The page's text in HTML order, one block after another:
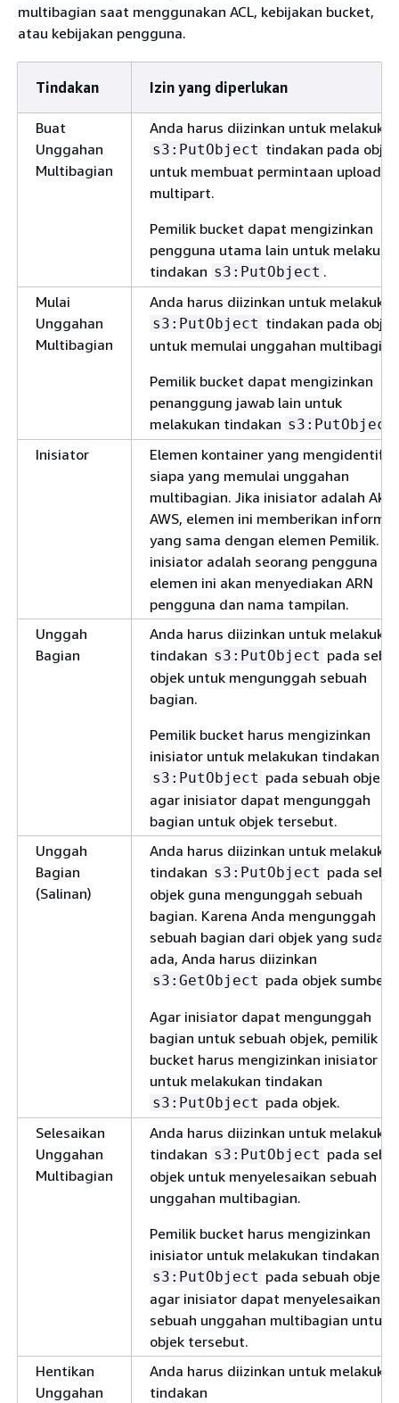
multibagian saat menggunakan ACL, kebijakan bucket,
atau kebijakan pengguna.
Tindakan Izin yang diperlukan
Buat
Unggahan
Multibagian
Anda harus diizinkan untuk melakukan
s3:PutObject tindakan pada objek
untuk membuat permintaan upload
multipart.
Pemilik bucket dapat mengizinkan
pengguna utama lain untuk
tindakan s3:PutObject .
Mulai
Unggahan
Multibagian
Anda harus diizinkan untuk melakukan
s3:PutObject tindakan pada objek
untuk memulai unggahan
Pemilik bucket dapat mengizinkan
penanggung jawab lain untuk
melakukan tindakan s3:PutObject
Inisiator
Elemen kontainer yang
siapa yang memulai unggahan
multibagian. Jika inisiator adalah
AWS, elemen ini memberikan
yang sama dengan elemen Pemilik.
inisiator adalah seorang pengguna
elemen ini akan menyediakan ARN
pengguna dan nama tampilan.
Unggah
Bagian
Anda harus diizinkan untuk melakukan
tindakan s3:PutObject pada
objek untuk mengunggah sebuah
bagian.
Pemilik bucket harus mengizinkan
inisiator untuk melakukan tindakan
s3:PutObject pada sebuah objek
agar inisiator dapat mengunggah
bagian untuk objek tersebut.
Unggah
Bagian
(Salinan)
Anda harus diizinkan untuk melakukan
tindakan s3:PutObject pada
objek guna mengunggah sebuah
bagian. Karena Anda mengunggah
sebuah bagian dari objek yang sudah
ada, Anda harus diizinkan
s3:GetObject pada objek sumber.
Agar inisiator dapat mengunggah
bagian untuk sebuah objek, pemilik
bucket harus mengizinkan inisiator
untuk melakukan tindakan
s3:PutObject pada objek.
Selesaikan
Unggahan
Multibagian
Anda harus diizinkan untuk melakukan
tindakan s3:PutObject pada
objek untuk menyelesaikan sebuah
unggahan multibagian.
Pemilik bucket harus mengizinkan
inisiator untuk melakukan tindakan
s3:PutObject pada sebuah objek
agar inisiator dapat menyelesaikan
sebuah unggahan multibagian untuk
objek tersebut.
Hentikan
Unggahan
Anda harus diizinkan untuk melakukan
tindakan